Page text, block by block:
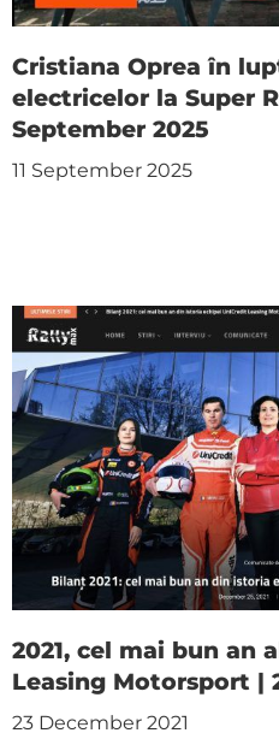
Cristiana Oprea în
electricelor la Super
September 2025
11 September 2025
2021, cel mai bun an
Leasing Motorsport |
23 December 2021